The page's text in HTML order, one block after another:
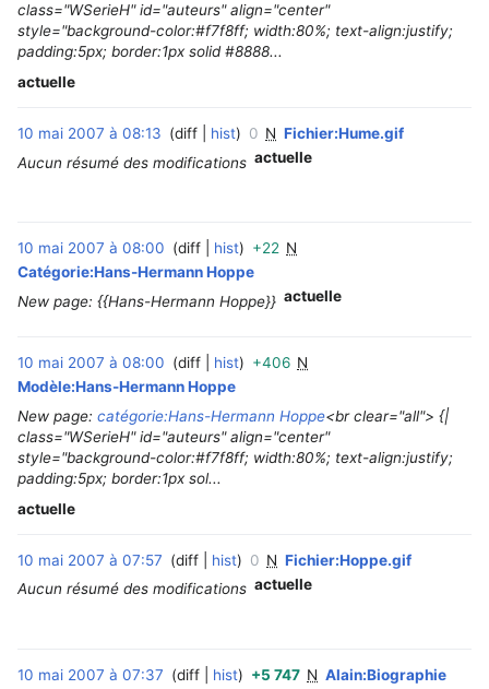
class="WSerieH" id="auteurs" align="center"
style="background-color:#f7f8ff; width:80%; text-align:justify;
padding:5px; border:1px solid #8888...
actuelle
10 mai 2007 à 08:13 diff hist 0 N Fichier:Hume.gif
Aucun résumé des modifications actuelle
10 mai 2007 à 08:00 diff hist +22 N
Catégorie:Hans-Hermann Hoppe
New page: {{Hans-Hermann Hoppe}} actuelle
10 mai 2007 à 08:00 diff hist +406 N
Modèle:Hans-Hermann Hoppe
New page: catégorie:Hans-Hermann Hoppe<br clear="all"> {|
class="WSerieH" id="auteurs" align="center"
style="background-color:#f7f8ff; width:80%; text-align:justify;
padding:5px; border:1px sol...
actuelle
10 mai 2007 à 07:57 diff hist 0 N Fichier:Hoppe.gif
Aucun résumé des modifications actuelle
10 mai 2007 à 07:37 diff hist +5 747 N Alain:Biographie